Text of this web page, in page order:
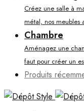
Créez une salle à
métal, nos meubles
Chambre
Aménagez une
faut pour créer un
Produits